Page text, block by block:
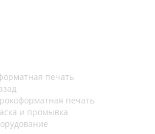
печать
печать
и промывка